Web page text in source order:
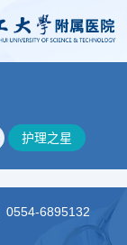
护理之星
0554-6895132